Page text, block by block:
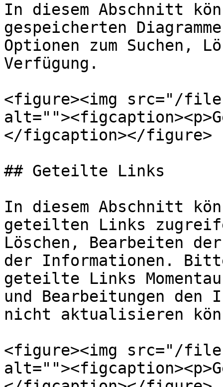
In diesem Abschnitt
gespeicherten
Optionen zum Suchen,
Verfügung.
<figure><img src="/files/
</figcaption></figure>
## Geteilte Links
In diesem Abschnitt
geteilten Links
Löschen, Bearbeiten
der Informationen.
geteilte Links
und Bearbeitungen
nicht aktualisieren
<figure><img src="/files/